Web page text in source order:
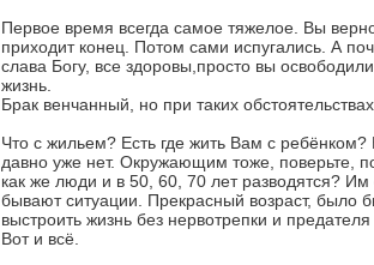
Первое время всегда самое тяжелое. Вы
приходит конец. Потом сами испугались. А
слава Богу, все здоровы,просто вы
жизнь.
Брак венчанный, но при таких
Что с жильем? Есть где жить Вам с
давно уже нет. Окружающим тоже, поверьте,
как же люди и в 50, 60, 70 лет разводятся?
бывают ситуации. Прекрасный возраст, было
выстроить жизнь без нервотрепки и
Вот и всё.